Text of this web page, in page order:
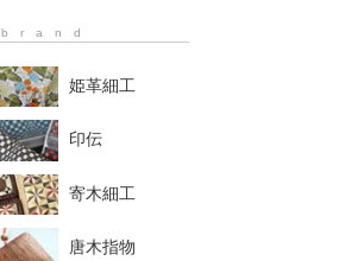
brand
姫革細工
印伝
寄木細工
唐木指物